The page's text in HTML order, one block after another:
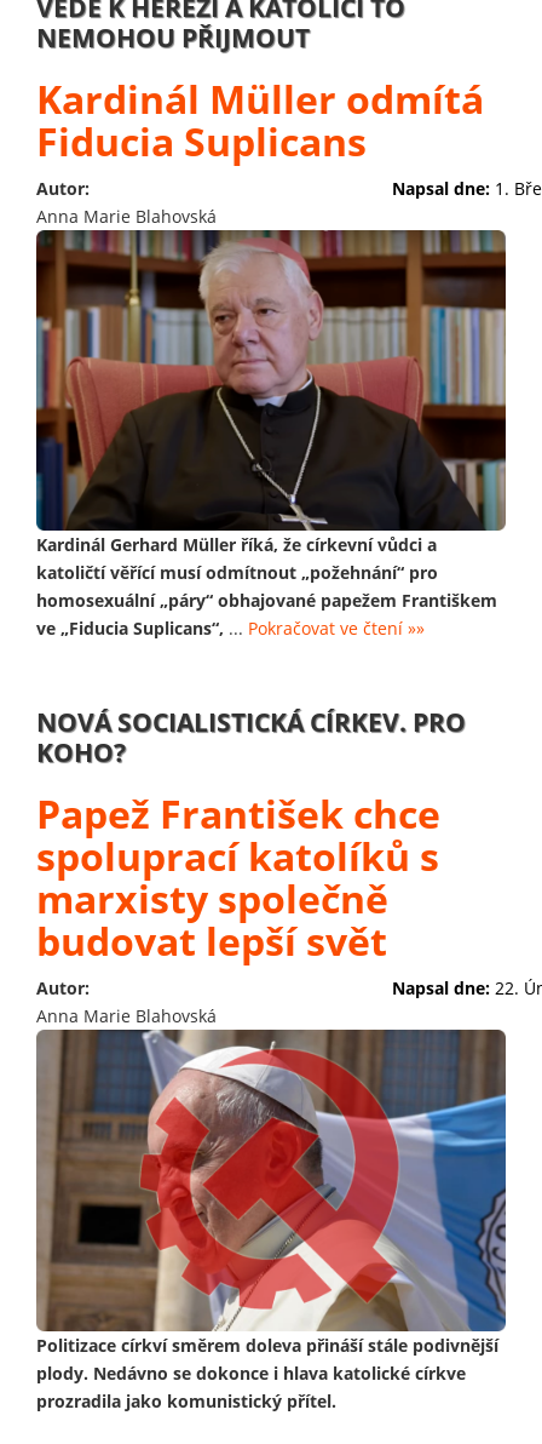
VEDE K HEREZI A KATOLÍCI TO
NEMOHOU PŘIJMOUT
Kardinál Müller odmítá
Fiducia Suplicans
Autor:
Anna Marie Blahovská
Napsal dne: 1.
Kardinál Gerhard Müller říká, že církevní vůdci a
katoličtí věřící musí odmítnout „požehnání“ pro
homosexuální „páry“ obhajované papežem Františkem
ve „Fiducia Suplicans“, ... Pokračovat ve čtení »»
NOVÁ SOCIALISTICKÁ CÍRKEV. PRO
KOHO?
Papež František chce
spoluprací katolíků s
marxisty společně
budovat lepší svět
Autor:
Anna Marie Blahovská
Napsal dne: 22.
Politizace církví směrem doleva přináší stále podivnější
plody. Nedávno se dokonce i hlava katolické církve
prozradila jako komunistický přítel.